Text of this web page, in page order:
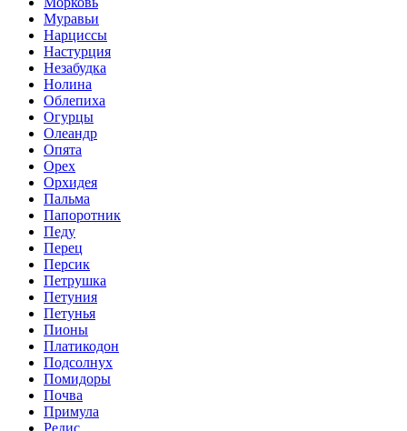
Муравьи
Нарциссы
Настурция
Незабудка
Нолина
Облепиха
Огурцы
Олеандр
Опята
Орех
Орхидея
Пальма
Папоротник
Педу
Перец
Персик
Петрушка
Петуния
Петунья
Пионы
Платикодон
Подсолнух
Помидоры
Почва
Примула
Редис